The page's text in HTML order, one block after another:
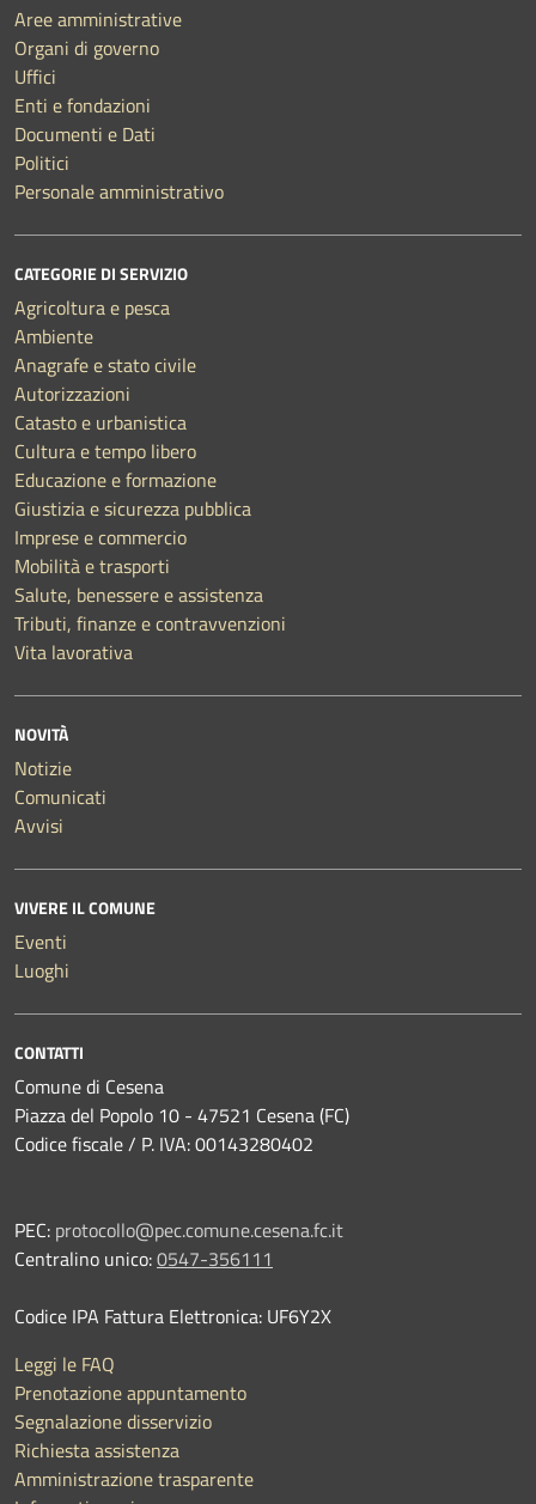
Aree amministrative
Organi di governo
Uffici
Enti e fondazioni
Documenti e Dati
Politici
Personale amministrativo
CATEGORIE DI SERVIZIO
Agricoltura e pesca
Ambiente
Anagrafe e stato civile
Autorizzazioni
Catasto e urbanistica
Cultura e tempo libero
Educazione e formazione
Giustizia e sicurezza pubblica
Imprese e commercio
Mobilità e trasporti
Salute, benessere e assistenza
Tributi, finanze e contravvenzioni
Vita lavorativa
NOVITÀ
Notizie
Comunicati
Avvisi
VIVERE IL COMUNE
Eventi
Luoghi
CONTATTI
Comune di Cesena
Piazza del Popolo 10 - 47521 Cesena (FC)
Codice fiscale / P. IVA: 00143280402
PEC: protocollo@pec.comune.cesena.fc.it
Centralino unico:0547-356111
Codice IPA Fattura Elettronica: UF6Y2X
Leggi le FAQ
Prenotazione appuntamento
Segnalazione disservizio
Richiesta assistenza
Amministrazione trasparente